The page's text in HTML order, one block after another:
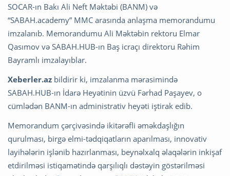
SOCAR-ın Bakı Ali Neft Məktəbi (BANM) və
“SABAH.academy” MMC arasında anlaşma memorandumu
imzalanıb. Memorandumu Ali Məktəbin rektoru Elmar
Qasımov və SABAH.HUB-ın Baş icraçı direktoru Rəhim
Bayramlı imzalayıblar.
Xeberler.az bildirir ki, imzalanma mərasimində
SABAH.HUB-ın İdarə Heyətinin üzvü Fərhad Paşayev, o
cümlədən BANM-ın administrativ heyəti iştirak edib.
Memorandum çərçivəsində ikitərəfli əməkdaşlığın
qurulması, birgə elmi-tədqiqatların aparılması, innovativ
layihələrin işlənib hazırlanması, beynəlxalq əlaqələrin inkişaf
etdirilməsi istiqamətində qarşılıqlı dəstəyin göstərilməsi